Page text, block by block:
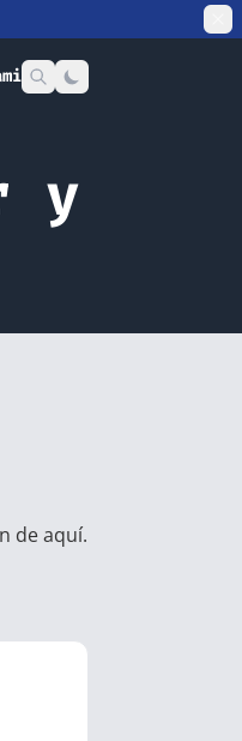
y
de aquí.